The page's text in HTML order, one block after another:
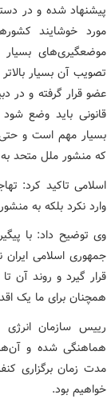
پیشنهاد شده و در
مورد خوشایند
موضعگیری‌های بسیار
تصویب آن بسیار
عضو قرار گرفته و در
قانونی باید وضع
بسیار مهم است و
که منشور ملل متحد
اسلامی تاکید کرد:
وارد نکرد بلکه به
وی توضیح داد: با
جمهوری اسلامی ایران
قرار گیرد و روند آن
همچنان برای ما یک
رییس سازمان انرژی
هماهنگی شده و
مدت زمان برگزاری
خواهیم بود.